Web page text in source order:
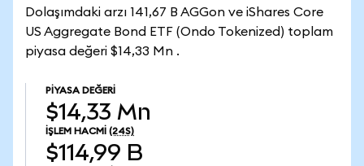
Dolaşımdaki arzı 141,67 B AGGon ve iShares Core
US Aggregate Bond ETF (Ondo Tokenized) toplam
piyasa değeri $14,33 Mn .
PIYASA DEĞERI
$14,33 Mn
İŞLEM HACMI (24S)
$114,99 B